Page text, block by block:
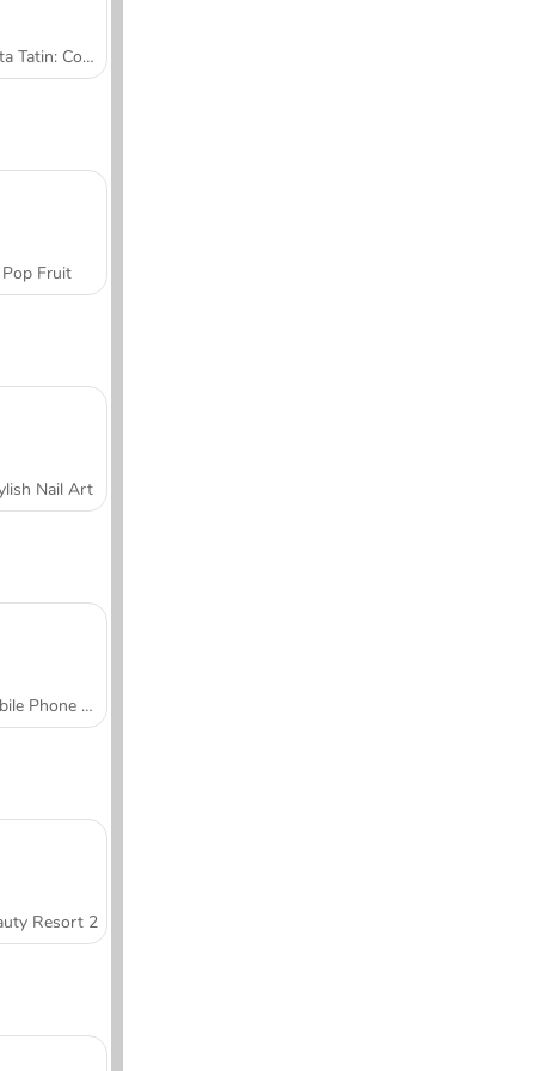
Tarta Tatin: Cocina con Sara
Pop Fruit
Nail Art
Mobile Phone Case Design & DIY
Resort 2